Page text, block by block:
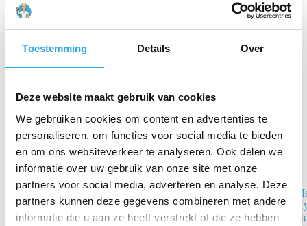
Toestemming Details Over
Deze website maakt gebruik van cookies
We gebruiken cookies om content en advertenties te
personaliseren, om functies voor social media te bieden
en om ons websiteverkeer te analyseren. Ook delen we
informatie over uw gebruik van onze site met onze
partners voor social media, adverteren en analyse. Deze
partners kunnen deze gegevens combineren met andere
informatie die u aan ze heeft verstrekt of die ze hebben
MediQo-line
Hygiënebak 6
liter wit